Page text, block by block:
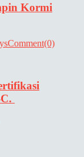
Kormi
Comment(0)